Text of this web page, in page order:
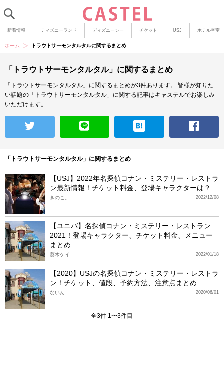
新着情報 ディズニーランド ディズニーシー チケット USJ ホテル空室
ホーム トラウトサーモンタルタルに関するまとめ
「トラウトサーモンタルタル」に関するまとめ
「トラウトサーモンタルタル」に関するまとめが3件あります。
皆様が知りた
い話題の「トラウトサーモンタルタル」に関する記事はキャステルでお楽しみ
いただけます。
「トラウトサーモンタルタル」に関するまとめ
【USJ】2022年名探偵コナン・ミステリー・レストラ
ン最新情報！チケット料金、登場キャラクターは？
2022/12/08
きのこ。
【ユニバ】名探偵コナン・ミステリー・レストラン
2021！登場キャラクター、チケット料金、メニュー
まとめ
2022/01/18
葵木ケイ
【2020】USJの名探偵コナン・ミステリー・レストラ
ン！チケット、値段、予約方法、注意点まとめ
2020/06/01
ないん
全3件 1〜3件目